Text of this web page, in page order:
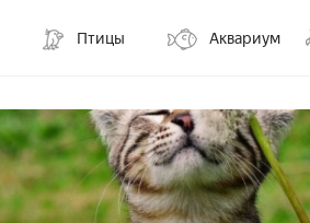
Птицы Аквариум